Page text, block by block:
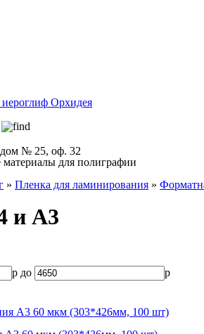
дом № 25, оф. 32
для полиграфии
» Пленка для ламинирования »
и А3
р до р